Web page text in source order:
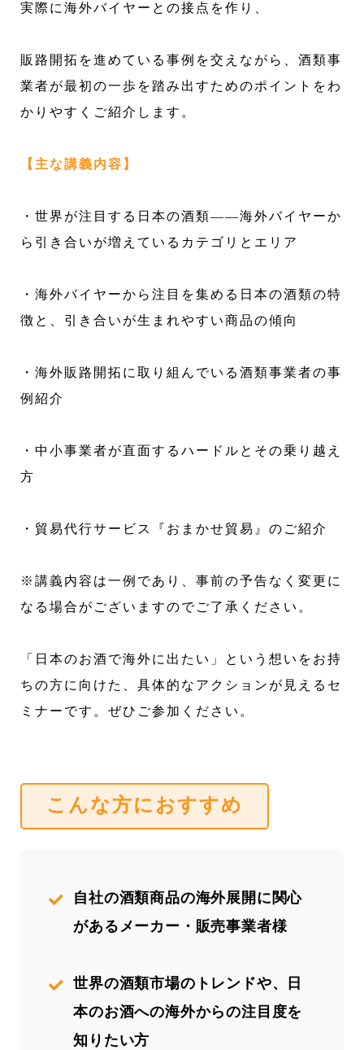
実際に海外バイヤーとの接点を作り、
販路開拓を進めている事例を交えながら、酒類事
業者が最初の一歩を踏み出すためのポイントをわ
かりやすくご紹介します。
【主な講義内容】
・世界が注目する日本の酒類――海外バイヤーか
ら引き合いが増えているカテゴリとエリア
・海外バイヤーから注目を集める日本の酒類の特
徴と、引き合いが生まれやすい商品の傾向
・海外販路開拓に取り組んでいる酒類事業者の事
例紹介
・中小事業者が直面するハードルとその乗り越え
方
・貿易代行サービス『おまかせ貿易』のご紹介
※講義内容は一例であり、事前の予告なく変更に
なる場合がございますのでご了承ください。
「日本のお酒で海外に出たい」という想いをお持
ちの方に向けた、具体的なアクションが見えるセ
ミナーです。ぜひご参加ください。
こんな方におすすめ
自社の酒類商品の海外展開に関心
があるメーカー・販売事業者様
世界の酒類市場のトレンドや、日
本のお酒への海外からの注目度を
知りたい方